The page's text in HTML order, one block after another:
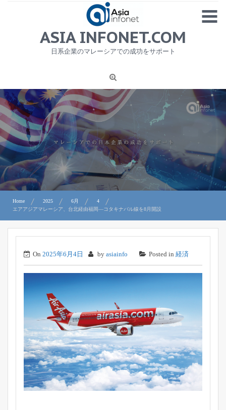
MENU
1
ニュース
労務サービス
プライバシーポリシー及び著作権について
お問合せ
ASIA INFONET.COM
日系企業のマレーシアでの成功をサポート
Home 2025 6月
4
エアアジアマレーシア、台北経由福岡―コタキナバル線を8月開設
On 2025年6月4日 by asiainfo Posted in 経済